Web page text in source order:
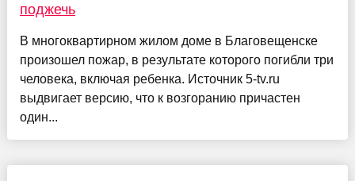
поджечь
В многоквартирном жилом доме в Благовещенске
произошел пожар, в результате которого погибли три
человека, включая ребенка. Источник 5-tv.ru
выдвигает версию, что к возгоранию причастен
один...